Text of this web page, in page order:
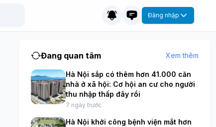
Đăng nhập
Đang quan tâm Xem thêm
Hà Nội sắp có thêm hơn 41.000 căn
nhà ở xã hội: Cơ hội an cư cho người
thu nhập thấp đây rồi
7 ngày trước
Hà Nội khởi công bệnh viện mắt hơn